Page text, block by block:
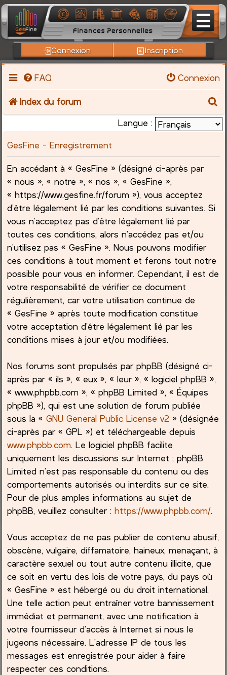
Connexion Inscription
FAQ Connexion
Index du forum
e
Langue :
GesFine - Enregistrement
En accédant à « GesFine » (désigné ci-après par
« nous », « notre », « nos », « GesFine »,
« https://www.gesfine.fr/forum »), vous acceptez
d’être légalement lié par les conditions suivantes. Si
vous n’acceptez pas d’être légalement lié par
toutes ces conditions, alors n’accédez pas et/ou
n’utilisez pas « GesFine ». Nous pouvons modifier
ces conditions à tout moment et ferons tout notre
possible pour vous en informer. Cependant, il est de
votre responsabilité de vérifier ce document
régulièrement, car votre utilisation continue de
« GesFine » après toute modification constitue
votre acceptation d’être légalement lié par les
conditions mises à jour et/ou modifiées.
Nos forums sont propulsés par phpBB (désigné ci-
après par « ils », « eux », « leur », « logiciel phpBB »,
« www.phpbb.com », « phpBB Limited », « Équipes
phpBB »), qui est une solution de forum publiée
sous la «GNU General Public License v2 » (désignée
ci-après par « GPL ») et téléchargeable depuis
www.phpbb.com. Le logiciel phpBB facilite
uniquement les discussions sur Internet ; phpBB
Limited n’est pas responsable du contenu ou des
comportements autorisés ou interdits sur ce site.
Pour de plus amples informations au sujet de
phpBB, veuillez consulter :https://www.phpbb.com/.
Vous acceptez de ne pas publier de contenu abusif,
obscène, vulgaire, diffamatoire, haineux, menaçant, à
caractère sexuel ou tout autre contenu illicite, que
ce soit en vertu des lois de votre pays, du pays où
« GesFine » est hébergé ou du droit international.
Une telle action peut entraîner votre bannissement
immédiat et permanent, avec une notification à
votre fournisseur d’accès à Internet si nous le
jugeons nécessaire. L’adresse IP de tous les
messages est enregistrée pour aider à faire
respecter ces conditions.